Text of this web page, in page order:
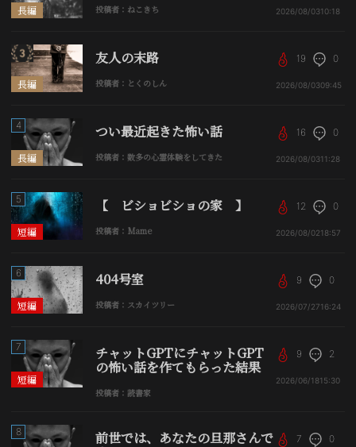
長編 投稿者：ねこきち 2026/08/0310:18
長編
友人の末路
投稿者：とくのしん
19 0
2026/08/0309:45
長編
4 つい最近起きた怖い話
投稿者：数多の心霊体験をしてきた
16 0
2026/08/0311:28
短編
5 【 ビショビショの家 】
投稿者：Mame
12 0
2026/08/0218:57
短編
6 404号室
投稿者：スカイツリー
9 0
2026/07/2716:24
短編
7 チャットGPTにチャットGPT
の怖い話を作てもらった結果
投稿者：読書家
9 2
2026/06/1815:30
8 前世では、あなたの旦那さんで 7 0